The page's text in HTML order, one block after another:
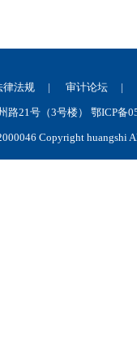
律法规 | 审计论坛
路21号（3号楼） 鄂ICP备
Copyright huangshi